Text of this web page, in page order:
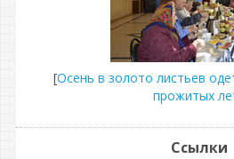
[Осень в золото листьев
прожитых
Ссылки